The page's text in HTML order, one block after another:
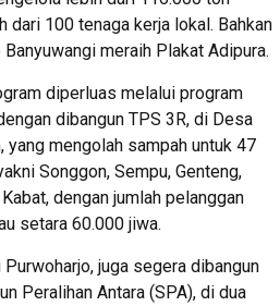
dari 100 tenaga kerja lokal. Bahkan
meraih Plakat Adipura.
diperluas melalui program
dibangun TPS 3R, di Desa
yang mengolah sampah untuk 47
Songgon, Sempu, Genteng,
dengan jumlah pelanggan
setara 60.000 jiwa.
juga segera dibangun
Peralihan Antara (SPA), di dua